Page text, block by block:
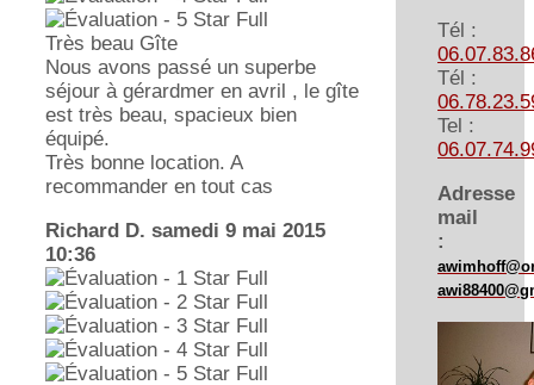
Tél :
Tél :
Tel :
Adresse
mail
:
Très beau Gîte
Nous avons passé un superbe
séjour à gérardmer en avril , le gîte
est très beau, spacieux bien
équipé.
Très bonne location. A
recommander en tout cas
Richard D. samedi 9 mai 2015
10:36